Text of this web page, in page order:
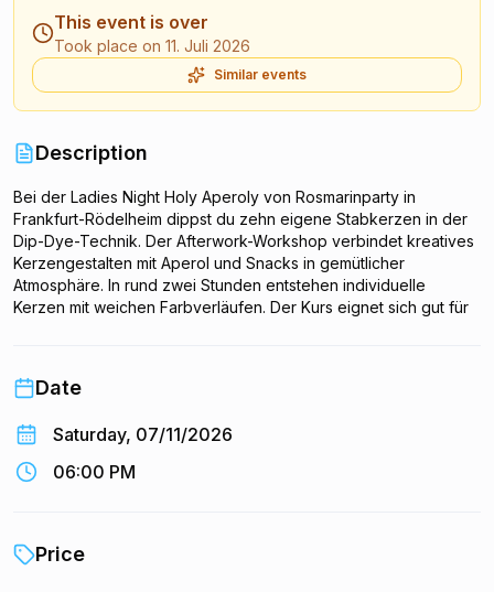
This event is over
Took place on 11. Juli 2026
Similar events
Description
Bei der Ladies Night Holy Aperoly von Rosmarinparty in
Frankfurt-Rödelheim dippst du zehn eigene Stabkerzen in der
Dip-Dye-Technik. Der Afterwork-Workshop verbindet kreatives
Kerzengestalten mit Aperol und Snacks in gemütlicher
Atmosphäre. In rund zwei Stunden entstehen individuelle
Kerzen mit weichen Farbverläufen. Der Kurs eignet sich gut für
Date
Saturday, 07/11/2026
06:00 PM
Price